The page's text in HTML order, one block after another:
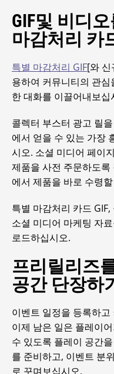
GIF및 비디
마감처리 카
특별 마감처리 GIF[와 신
용하여 커뮤니티의 관
한 대화를 이끌어내보십
콜렉터 부스터 광고 릴
에서 얻을 수 있는 가장
시오. 소셜 미디어 페이
제품을 사전 주문하도
에서 제품을 바로 수령
특별 마감처리 카드
소셜 미디어 마케팅 자
로드하십시오.
프리릴리즈
공간 단장하기
이벤트 일정을 등록하
이제 남은 일은 플레이
수 있도록 플레이 공간
를 준비하고, 이벤트 분
로 꾸며보십시오.